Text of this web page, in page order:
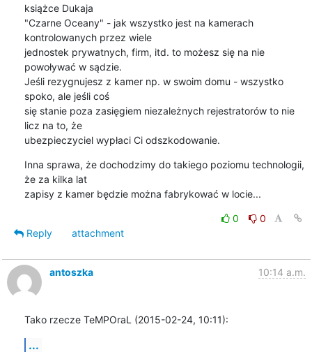
książce Dukaja
"Czarne Oceany" - jak wszystko jest na kamerach
kontrolowanych przez wiele
jednostek prywatnych, firm, itd. to możesz się na nie
powoływać w sądzie.
Jeśli rezygnujesz z kamer np. w swoim domu - wszystko
spoko, ale jeśli coś
się stanie poza zasięgiem niezależnych rejestratorów to nie
licz na to, że
ubezpieczyciel wypłaci Ci odszkodowanie.
Inna sprawa, że dochodzimy do takiego poziomu technologii,
że za kilka lat
zapisy z kamer będzie można fabrykować w locie...
0
0
Reply
attachment
antoszka 10:14 a.m.
Tako rzecze TeMPOraL (2015-02-24, 10:11):
...